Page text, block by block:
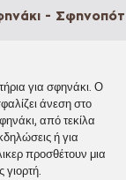
-
για σφηνάκι. Ο
άνεση στο
από τεκίλα
ή για
προσθέτουν μια